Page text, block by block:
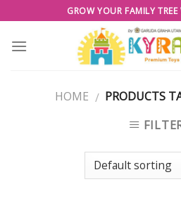
to
content
GROW YOUR FAMILY
HOME / PRODUCTS